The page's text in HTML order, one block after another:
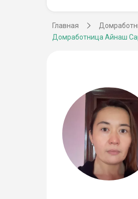
Главная
Домработница Айнаш